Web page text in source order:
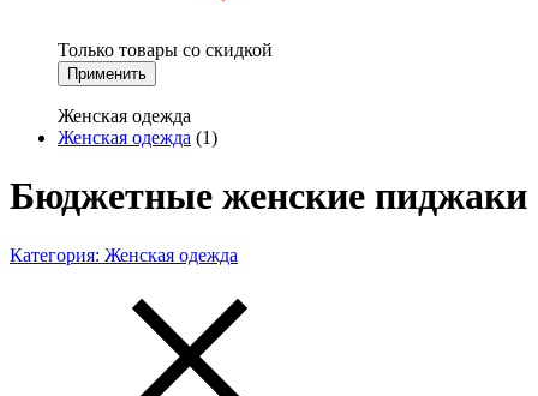
Только товары со скидкой
Применить
Женская одежда
Женская одежда (1)
Бюджетные женские пиджаки
Категория: Женская одежда